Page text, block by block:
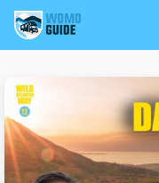
Inhalt
springen